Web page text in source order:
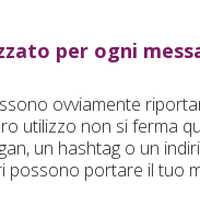
per ogni
ovviamente
utilizzo non si ferma
un hashtag o un
possono portare il tuo